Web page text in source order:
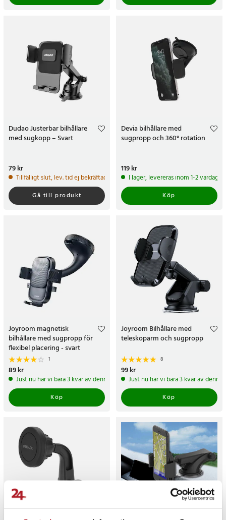
Dudao Justerbar bilhållare
med sugkopp – Svart
Pris:
79 kr
Tillfälligt slut, lev. tid ej bekräftad.
Gå till produkt
Devia bilhållare med
sugpropp och 360° rotation
Pris:119 kr
119 kr
I lager, levereras inom 1-2 vardagar
Köp
Joyroom magnetisk
bilhållare med sugpropp för
flexibel placering - svart
1
Pris:
89 kr
Just nu har vi bara 3 kvar av denna produkt
Köp
Joyroom Bilhållare med
teleskoparm och sugpropp
8
Pris:
99 kr
Just nu har vi bara 3 kvar av denna
Köp